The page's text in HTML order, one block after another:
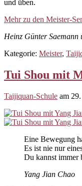
und üben.
Mehr zu den Meister-
Heinz Günter Saemann
Kategorie: Meister,
Tui Shou mit
Taijiquan-Schule am
Eine Bewegung
Es ist nie nur
Du kannst immer
Yang Jian Chao